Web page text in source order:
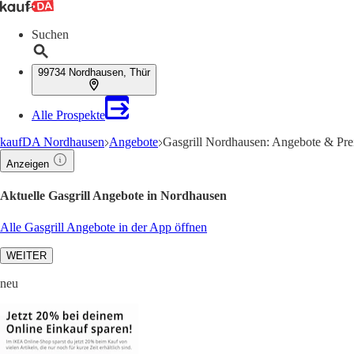
Suchen
99734 Nordhausen, Thür
Alle Prospekte
kaufDA Nordhausen Angebote Gasgrill Nordhausen: Angebote &
Anzeigen
Aktuelle Gasgrill Angebote in Nordhausen
Alle Gasgrill Angebote in der App öffnen
WEITER
neu